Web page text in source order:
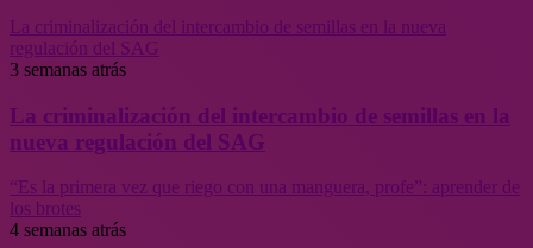
La criminalización del intercambio de semillas en la nueva
regulación del SAG
3 semanas atrás
La criminalización del intercambio de semillas en la
nueva regulación del SAG
“Es la primera vez que riego con una manguera, profe”: aprender de
los brotes
4 semanas atrás